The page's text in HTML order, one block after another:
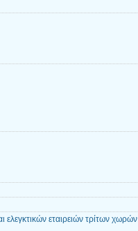
εταιρειών τρίτων χωρών